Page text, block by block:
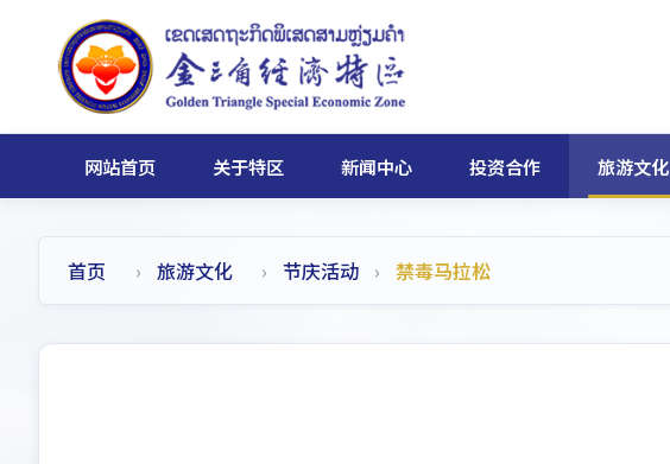
网站首页 关于特区 新闻中心 投资合作 旅游文化
首页 旅游文化 节庆活动 禁毒马拉松